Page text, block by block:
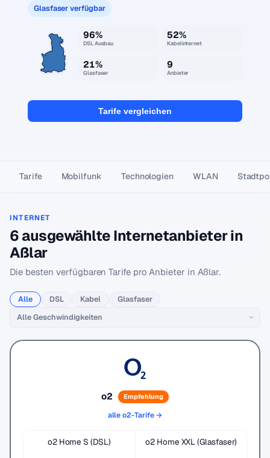
Glasfaser verfügbar
96%
DSL Ausbau
52%
Kabelinternet
21%
Glasfaser
9
Anbieter
Tarife vergleichen
Tarife Mobilfunk Technologien WLAN
INTERNET
6 ausgewählte Internetanbieter in
Aßlar
Die besten verfügbaren Tarife pro Anbieter in Aßlar.
Alle DSL Kabel Glasfaser
o2 Empfehlung
alle o2-Tarife →
o2 Home S (DSL)
o2 Home XXL (Glasfaser)